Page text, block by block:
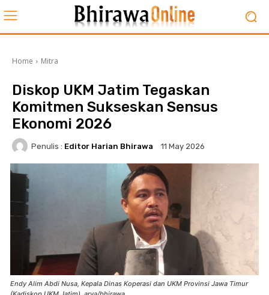
Home Mitra
Diskop UKM Jatim Tegaskan
Komitmen Sukseskan Sensus
Ekonomi 2026
Penulis : Editor Harian Bhirawa 11 May 2026
Endy Alim Abdi Nusa, Kepala Dinas Koperasi dan UKM Provinsi Jawa Timur